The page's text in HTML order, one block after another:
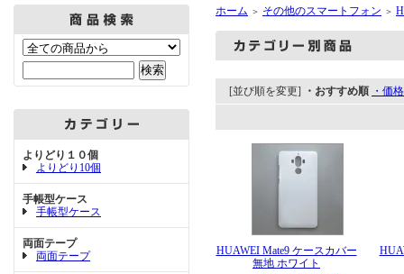
よりどり１０個
よりどり10個
手帳型ケース
手帳型ケース
両面テープ
両面テープ
ホーム ＞ その他のスマートフォン ＞
[並び順を変更] ・おすすめ順 ・価
HUAWEI Mate9 ケースカバー
無地 ホワイト